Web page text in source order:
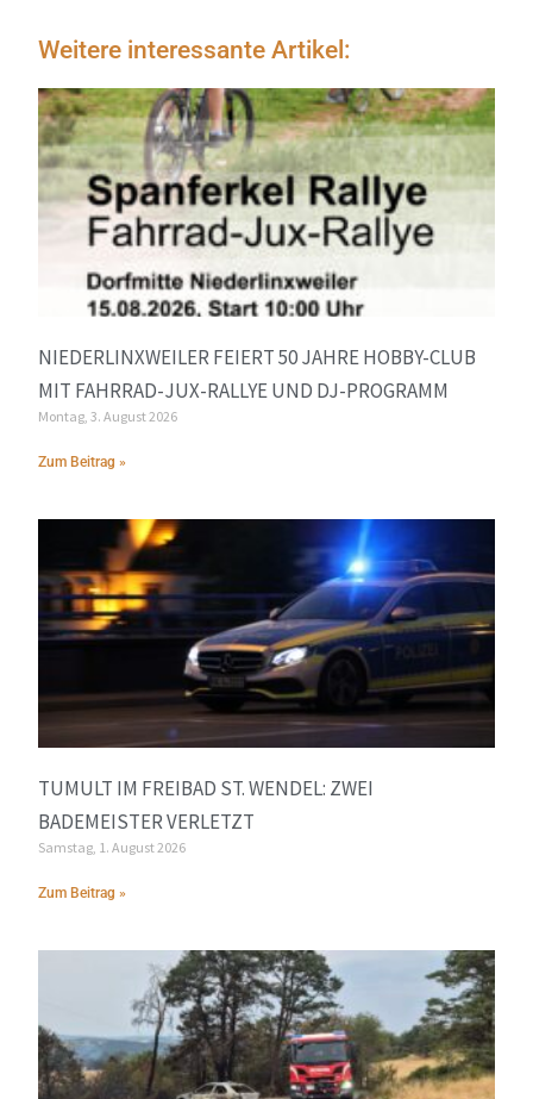
Weitere interessante Artikel:
NIEDERLINXWEILER FEIERT 50 JAHRE HOBBY-CLUB
MIT FAHRRAD-JUX-RALLYE UND DJ-PROGRAMM
Montag, 3. August 2026
Zum Beitrag »
TUMULT IM FREIBAD ST. WENDEL: ZWEI
BADEMEISTER VERLETZT
Samstag, 1. August 2026
Zum Beitrag »